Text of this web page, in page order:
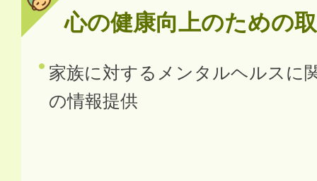
心の健康向上のための
家族に対するメンタルヘルスに
の情報提供